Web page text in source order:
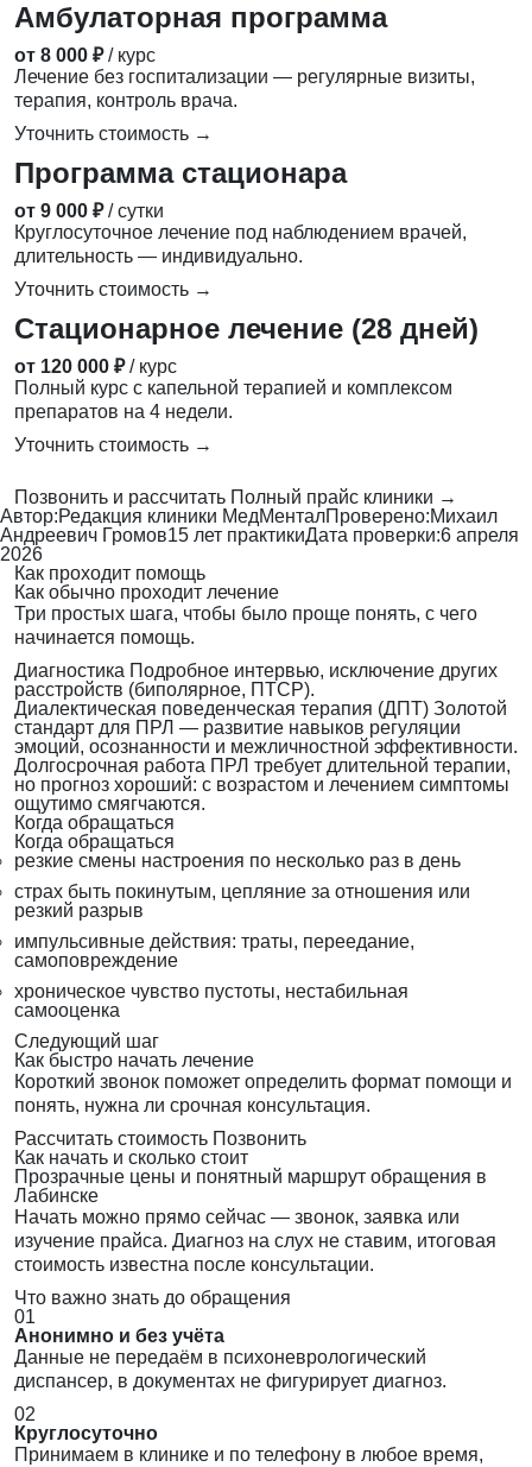
Амбулаторная программа
от 8 000 ₽ / курс
Лечение без госпитализации — регулярные визиты,
терапия, контроль врача.
Уточнить стоимость →
Программа стационара
от 9 000 ₽ / сутки
Круглосуточное лечение под наблюдением врачей,
длительность — индивидуально.
Уточнить стоимость →
Стационарное лечение (28 дней)
от 120 000 ₽ / курс
Полный курс с капельной терапией и комплексом
препаратов на 4 недели.
Уточнить стоимость →
Позвонить и рассчитать Полный прайс клиники →
Автор:Редакция клиники МедМенталПроверено:Михаил
Андреевич Громов15 лет практикиДата проверки:6 апреля
2026
Как проходит помощь
Как обычно проходит лечение
Три простых шага, чтобы было проще понять, с чего
начинается помощь.
Диагностика Подробное интервью, исключение других
расстройств (биполярное, ПТСР).
Диалектическая поведенческая терапия (ДПТ) Золотой
стандарт для ПРЛ — развитие навыков регуляции
эмоций, осознанности и межличностной эффективности.
Долгосрочная работа ПРЛ требует длительной терапии,
но прогноз хороший: с возрастом и лечением симптомы
ощутимо смягчаются.
Когда обращаться
Когда обращаться
резкие смены настроения по несколько раз в день
страх быть покинутым, цепляние за отношения или
резкий разрыв
импульсивные действия: траты, переедание,
самоповреждение
хроническое чувство пустоты, нестабильная
самооценка
Следующий шаг
Как быстро начать лечение
Короткий звонок поможет определить формат помощи и
понять, нужна ли срочная консультация.
Рассчитать стоимость Позвонить
Как начать и сколько стоит
Прозрачные цены и понятный маршрут обращения в
Лабинске
Начать можно прямо сейчас — звонок, заявка или
изучение прайса. Диагноз на слух не ставим, итоговая
стоимость известна после консультации.
Что важно знать до обращения
01
Анонимно и без учёта
Данные не передаём в психоневрологический
диспансер, в документах не фигурирует диагноз.
02
Круглосуточно
Принимаем в клинике и по телефону в любое время,